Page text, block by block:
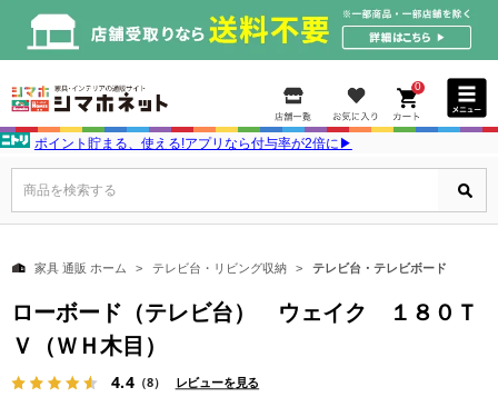
0
ポイント貯まる、使える!アプリなら付与率が2倍に▶
商品を検索する
家具 通販 ホーム テレビ台・リビング収納 テレビ台・テレビボード
ローボード（テレビ台） ウェイク １８０Ｔ
Ｖ（ＷＨ木目）
4.4（8） レビューを見る